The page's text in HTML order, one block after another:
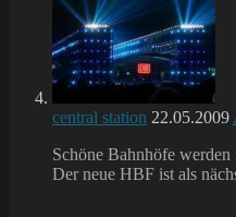
central station 22.05.2009
Schöne Bahnhöfe
Der neue HBF ist als